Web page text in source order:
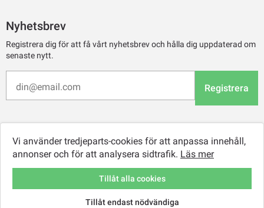
Nyhetsbrev
Registrera dig för att få vårt nyhetsbrev och hålla dig uppdaterad om
senaste nytt.
Registrera
© 2026 TCM Online Retail AB
Vi använder tredjeparts-cookies för att anpassa innehåll,
annonser och för att analysera sidtrafik. Läs mer
Tillåt endast nödvändiga
Tillåt alla cookies